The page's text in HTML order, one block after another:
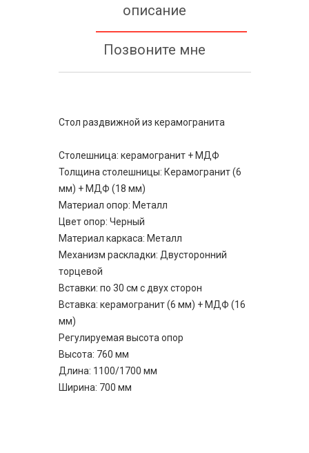
описание
Позвоните мне
Стол раздвижной из керамогранита
Столешница: керамогранит + МДФ
Толщина столешницы: Керамогранит (6
мм) + МДФ (18 мм)
Материал опор: Металл
Цвет опор: Черный
Материал каркаса: Металл
Механизм раскладки: Двусторонний
торцевой
Вставки: по 30 см с двух сторон
Вставка: керамогранит (6 мм) + МДФ (16
мм)
Регулируемая высота опор
Высота: 760 мм
Длина: 1100/1700 мм
Ширина: 700 мм